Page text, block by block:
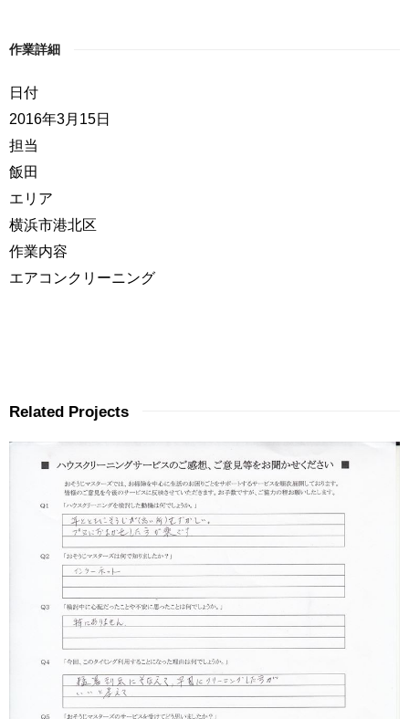
作業詳細
日付
2016年3月15日
担当
飯田
エリア
横浜市港北区
作業内容
エアコンクリーニング
Related Projects